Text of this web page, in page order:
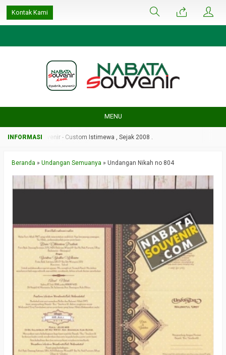
google-site-
verification=ulGFAYaRwT3xFs4fCyDEYtZPCSlyYvbOPvhRRObUW-A
Kontak Kami
MENU
Nabata Souvenir - Custom Istimewa , Sejak 2008 .
Beranda » Undangan Semuanya » Undangan Nikah no 804